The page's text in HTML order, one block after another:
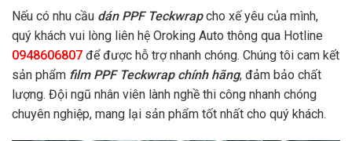
Nếu có nhu cầu dán PPF Teckwrapcho xế yêu của mình,
quý khách vui lòng liên hệ Oroking Auto thông qua Hotline
0948606807 để được hỗ trợ nhanh chóng. Chúng tôi cam kết
sản phẩm film PPF Teckwrap chính hãng, đảm bảo chất
lượng. Đội ngũ nhân viên lành nghề thi công nhanh chóng
chuyên nghiệp, mang lại sản phẩm tốt nhất cho quý khách.